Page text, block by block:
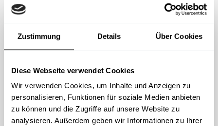
Zustimmung Details Über Cookies
Diese Webseite verwendet Cookies
Wir verwenden Cookies, um Inhalte und Anzeigen zu
personalisieren, Funktionen für soziale Medien anbieten
zu können und die Zugriffe auf unsere Website zu
analysieren. Außerdem geben wir Informationen zu Ihrer
Schulungsplattform von IS-FOX
praxisnahen Schulungen, die
benutzerfreundliche Gestaltung und die
Module wie NIS2, Whistleblowing und
Sorgfalt in der Lieferkette – bieten echten
Mehrwert für unser Unternehmen.
Unsere Mitarbeitenden sind nun bestens
vorbereitet, Sicherheitsrisiken zu